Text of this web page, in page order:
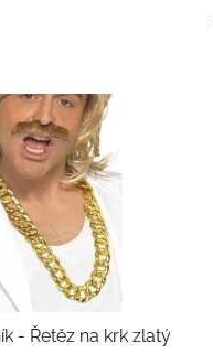
- Řetěz na krk zlatý